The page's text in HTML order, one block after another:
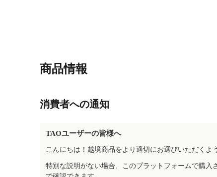
商品情報
消費者への通知
TAOユーザーの皆様へ
こんにちは！越境商品をより適切にお選びいただくよ
特別な説明がない場合、このプラットフォームで購